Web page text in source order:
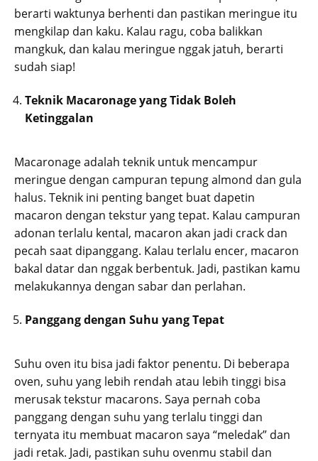
berarti waktunya berhenti dan pastikan meringue itu
mengkilap dan kaku. Kalau ragu, coba balikkan
mangkuk, dan kalau meringue nggak jatuh, berarti
sudah siap!
Teknik Macaronage yang Tidak Boleh
Ketinggalan
Macaronage adalah teknik untuk mencampur
meringue dengan campuran tepung almond dan gula
halus. Teknik ini penting banget buat dapetin
macaron dengan tekstur yang tepat. Kalau campuran
adonan terlalu kental, macaron akan jadi crack dan
pecah saat dipanggang. Kalau terlalu encer, macaron
bakal datar dan nggak berbentuk. Jadi, pastikan kamu
melakukannya dengan sabar dan perlahan.
Panggang dengan Suhu yang Tepat
Suhu oven itu bisa jadi faktor penentu. Di beberapa
oven, suhu yang lebih rendah atau lebih tinggi bisa
merusak tekstur macarons. Saya pernah coba
panggang dengan suhu yang terlalu tinggi dan
ternyata itu membuat macaron saya “meledak” dan
jadi retak. Jadi, pastikan suhu ovenmu stabil dan